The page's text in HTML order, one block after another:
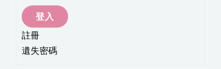
登入
註冊
遺失密碼